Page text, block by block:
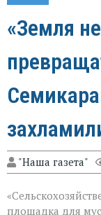
«Земля
"Наша газета"
площадка для